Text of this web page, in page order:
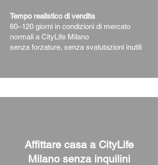
Tempo realistico di vendita
60–120 giorni in condizioni di mercato
normali a CityLife Milano
senza forzature, senza svalutazioni inutili
Affittare casa a CityLife
Milano senza inquilini